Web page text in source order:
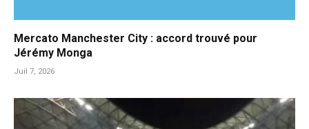
Mercato Manchester City : accord trouvé pour
Jérémy Monga
Juil 7, 2026